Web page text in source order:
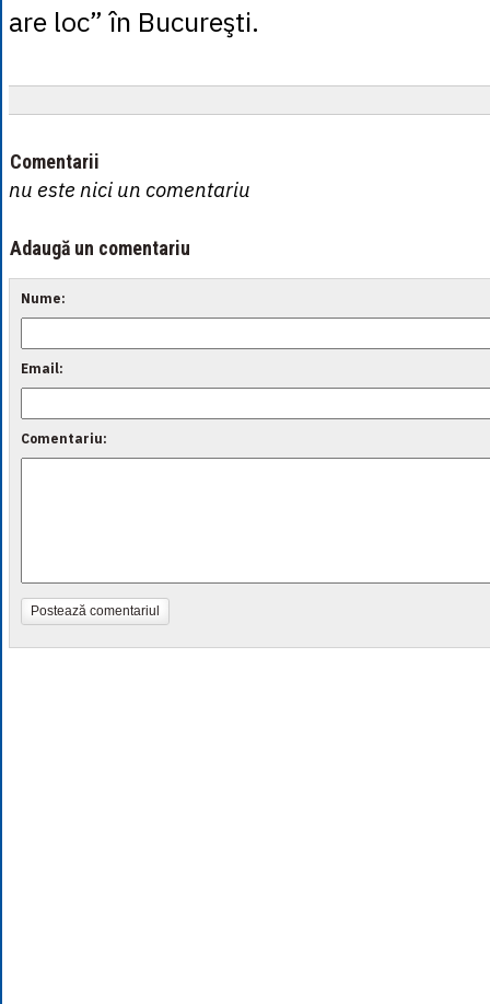
are loc” în Bucureşti.
Comentarii
nu este nici un comentariu
Adaugă un comentariu
Nume:
Email:
Comentariu:
Postează comentariul